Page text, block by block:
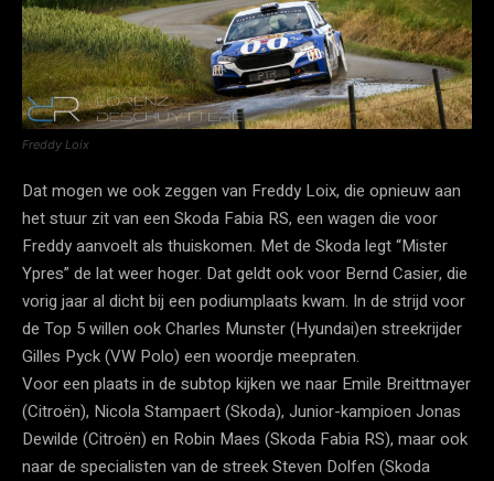
Freddy Loix
Dat mogen we ook zeggen van Freddy Loix, die opnieuw aan
het stuur zit van een Skoda Fabia RS, een wagen die voor
Freddy aanvoelt als thuiskomen. Met de Skoda legt “Mister
Ypres” de lat weer hoger. Dat geldt ook voor Bernd Casier, die
vorig jaar al dicht bij een podiumplaats kwam. In de strijd voor
de Top 5 willen ook Charles Munster (Hyundai)en streekrijder
Gilles Pyck (VW Polo) een woordje meepraten.
Voor een plaats in de subtop kijken we naar Emile Breittmayer
(Citroën), Nicola Stampaert (Skoda), Junior-kampioen Jonas
Dewilde (Citroën) en Robin Maes (Skoda Fabia RS), maar ook
naar de specialisten van de streek Steven Dolfen (Skoda